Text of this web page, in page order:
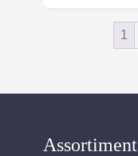
1
Assortiment